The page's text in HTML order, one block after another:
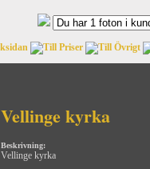
Vellinge kyrka
Beskrivning:
Vellinge kyrka